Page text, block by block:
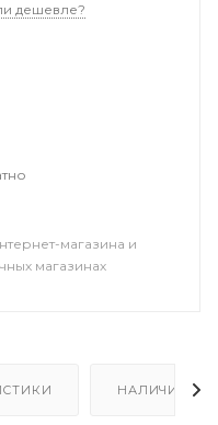
дешевле?
магазина и
магазинах
НАЛИЧИЕ